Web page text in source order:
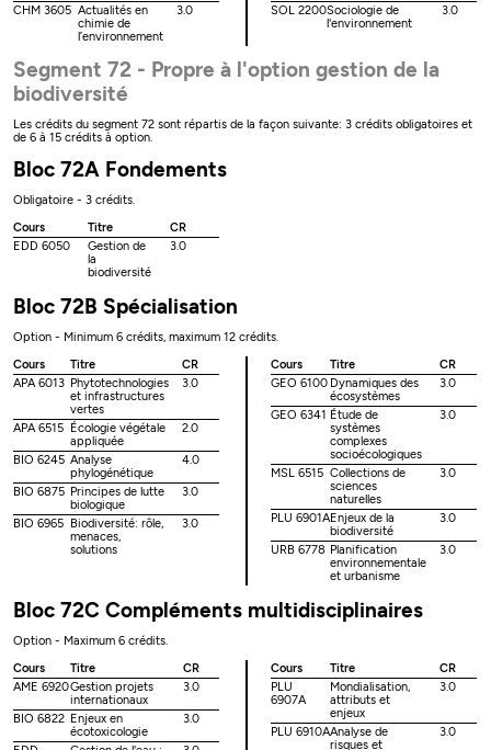
CHM 3605 Actualités en
chimie de
l’environnement
3.0 SOL 2200Sociologie de
l'environnement
3.0
Segment 72 - Propre à l'option gestion de la
biodiversité
Les crédits du segment 72 sont répartis de la façon suivante: 3 crédits obligatoires et
de 6 à 15 crédits à option.
Bloc 72A Fondements
Obligatoire - 3 crédits.
Cours
Titre
CR
EDD 6050
Gestion de
la
biodiversité
3.0
Bloc 72B Spécialisation
Option - Minimum 6 crédits, maximum 12 crédits.
Cours
Titre
CR
APA 6013 Phytotechnologies
et infrastructures
vertes
3.0
APA 6515
Écologie végétale
appliquée
2.0
BIO 6245 Analyse
phylogénétique
4.0
BIO 6875 Principes de lutte
biologique
3.0
BIO 6965
Biodiversité: rôle,
menaces,
solutions
3.0
Cours Titre
CR
GEO 6100 Dynamiques des
écosystèmes
3.0
GEO 6341 Étude de
systèmes
complexes
socioécologiques
3.0
MSL 6515 Collections de
sciences
naturelles
3.0
PLU 6901AEnjeux de la
biodiversité
3.0
URB 6778 Planification
environnementale
et urbanisme
3.0
Bloc 72C Compléments multidisciplinaires
Option - Maximum 6 crédits.
Cours
Titre
CR
AME 6920Gestion projets
internationaux
3.0
BIO 6822 Enjeux en
écotoxicologie
3.0
Cours Titre
CR
PLU
6907A
Mondialisation,
attributs et
enjeux
3.0
PLU 6910AAnalyse de
risques et
3.0